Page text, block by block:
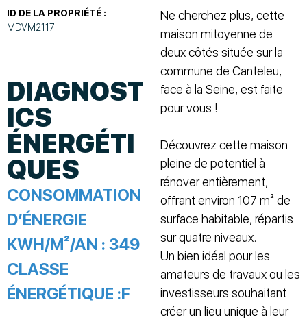
ID DE LA PROPRIÉTÉ :
MDVM2117
DIAGNOST
ICS
ÉNERGÉTI
QUES
CONSOMMATION
D’ÉNERGIE
KWH/M²/AN : 349
CLASSE
ÉNERGÉTIQUE :F
Ne cherchez plus, cette
maison mitoyenne de
deux côtés située sur la
commune de Canteleu,
face à la Seine, est faite
pour vous !
Découvrez cette maison
pleine de potentiel à
rénover entièrement,
offrant environ 107 m² de
surface habitable, répartis
sur quatre niveaux.
Un bien idéal pour les
amateurs de travaux ou les
investisseurs souhaitant
créer un lieu unique à leur